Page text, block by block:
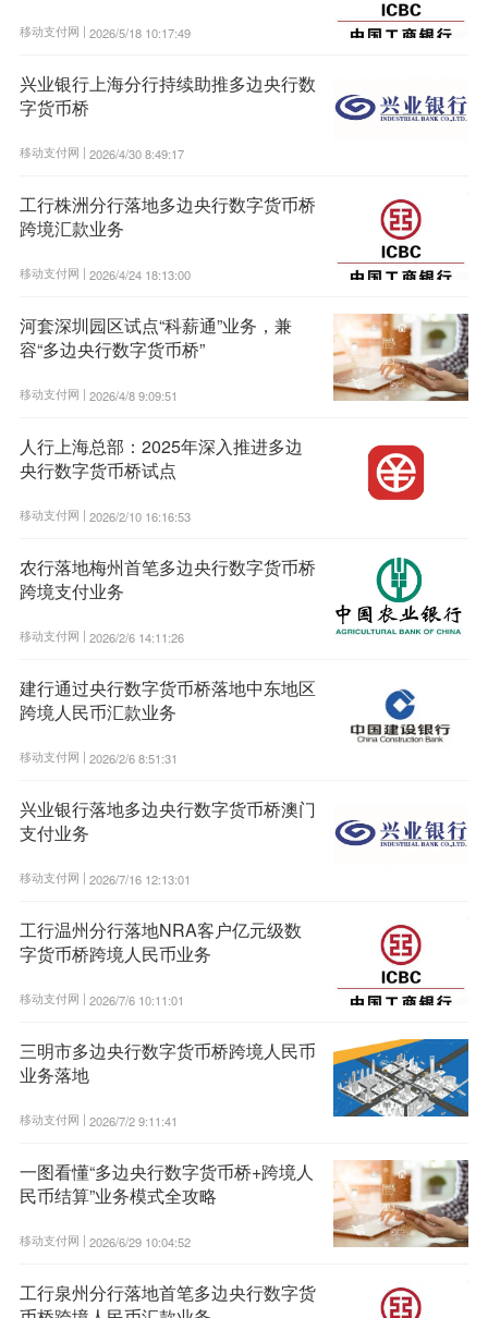
移动支付网 | 2026/5/18 10:17:49
兴业银行上海分行持续助推多边央行数
字货币桥
移动支付网 | 2026/4/30 8:49:17
工行株洲分行落地多边央行数字货币桥
跨境汇款业务
移动支付网 | 2026/4/24 18:13:00
河套深圳园区试点“科薪通”业务，兼
容“多边央行数字货币桥”
移动支付网 | 2026/4/8 9:09:51
人行上海总部：2025年深入推进多边
央行数字货币桥试点
移动支付网 | 2026/2/10 16:16:53
农行落地梅州首笔多边央行数字货币桥
跨境支付业务
移动支付网 | 2026/2/6 14:11:26
建行通过央行数字货币桥落地中东地区
跨境人民币汇款业务
移动支付网 | 2026/2/6 8:51:31
兴业银行落地多边央行数字货币桥澳门
支付业务
移动支付网 | 2026/7/16 12:13:01
工行温州分行落地NRA客户亿元级数
字货币桥跨境人民币业务
移动支付网 | 2026/7/6 10:11:01
三明市多边央行数字货币桥跨境人民币
业务落地
移动支付网 | 2026/7/2 9:11:41
一图看懂“多边央行数字货币桥+跨境人
民币结算”业务模式全攻略
移动支付网 | 2026/6/29 10:04:52
工行泉州分行落地首笔多边央行数字货